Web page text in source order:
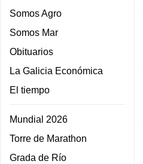
Somos Agro
Somos Mar
Obituarios
La Galicia Económica
El tiempo
Mundial 2026
Torre de Marathon
Grada de Río